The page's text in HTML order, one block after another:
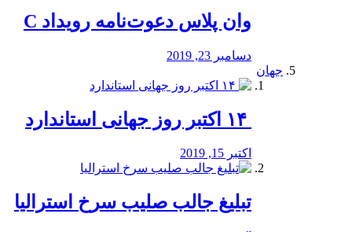
وان پلاس دعوت‌نامه رویداد C
دسامبر 23, 2019
جهان
اکتبر 15, 2019
تبلیغ جالب صلیب سرخ استرالیا